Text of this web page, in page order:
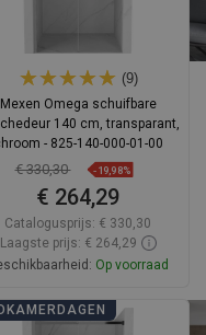
(9)
Mexen Omega schuifbare
140 cm, transparant,
- 825-140-000-01-00
€ 330,30 -19,98%
€ 264,29
Catalogusprijs: € 330,30
Laagste prijs: € 264,29
Op voorraad
In winkelwagen